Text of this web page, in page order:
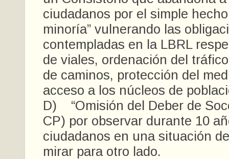
ciudadanos por el simple
minoría” vulnerando las
contempladas en la LBRL
de viales, ordenación del
de caminos, protección del
acceso a los núcleos de
D) “Omisión del Deber de
CP) por observar durante 10
ciudadanos en una situación
mirar para otro lado.